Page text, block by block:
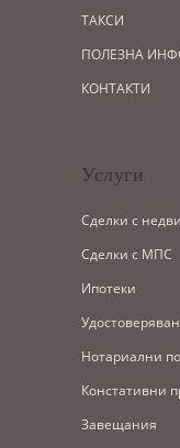
ТАКСИ
ПОЛЕЗНА
КОНТАКТИ
Услуги
Сделки с
Сделки с МПС
Ипотеки
Нотариални
Констативни
Завещания